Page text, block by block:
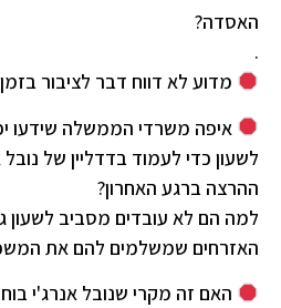
האסדה?
.
מדוע לא דווח דבר לציבור
איפה משרדי הממשלה שידעו
לשעון כדי לעמוד בדדליין של
ההרצה ברגע האחרון?
למה הם לא עובדים מסביב לשעון
האזרחים שמשלמים להם את
האם זה מקרי שנובל אנרג'י